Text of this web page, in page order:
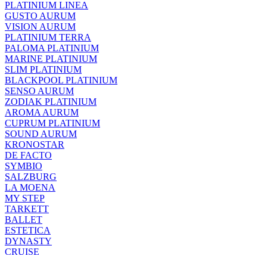
PLATINIUM LINEA
GUSTO AURUM
VISION AURUM
PLATINIUM TERRA
PALOMA PLATINIUM
MARINE PLATINIUM
SLIM PLATINIUM
BLACKPOOL PLATINIUM
SENSO AURUM
ZODIAK PLATINIUM
AROMA AURUM
CUPRUM PLATINIUM
SOUND AURUM
KRONOSTAR
DE FACTO
SYMBIO
SALZBURG
LA MOENA
MY STEP
TARKETT
BALLET
ESTETICA
DYNASTY
CRUISE